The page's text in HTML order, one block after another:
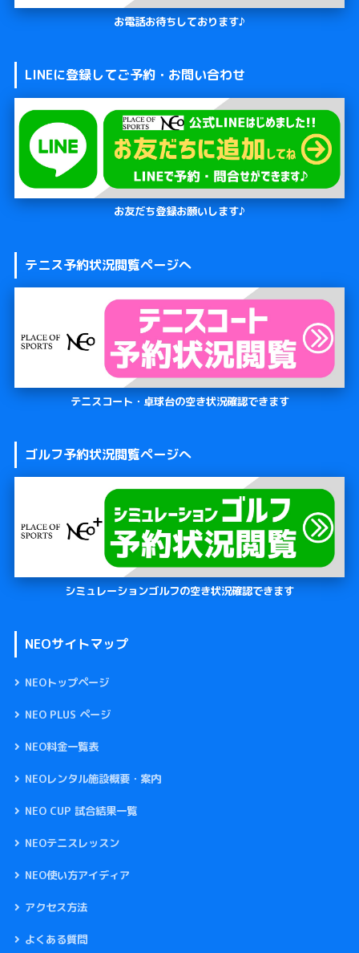
お電話お待ちしております♪
LINEに登録してご予約・お問い合わせ
お友だち登録お願いします♪
テニス予約状況閲覧ページへ
テニスコート・卓球台の空き状況確認できます
ゴルフ予約状況閲覧ページへ
シミュレーションゴルフの空き状況確認できます
NEOサイトマップ
NEOトップページ
NEO PLUS ページ
NEO料金一覧表
NEOレンタル施設概要・案内
NEO CUP 試合結果一覧
NEOテニスレッスン
NEO使い方アイディア
アクセス方法
よくある質問